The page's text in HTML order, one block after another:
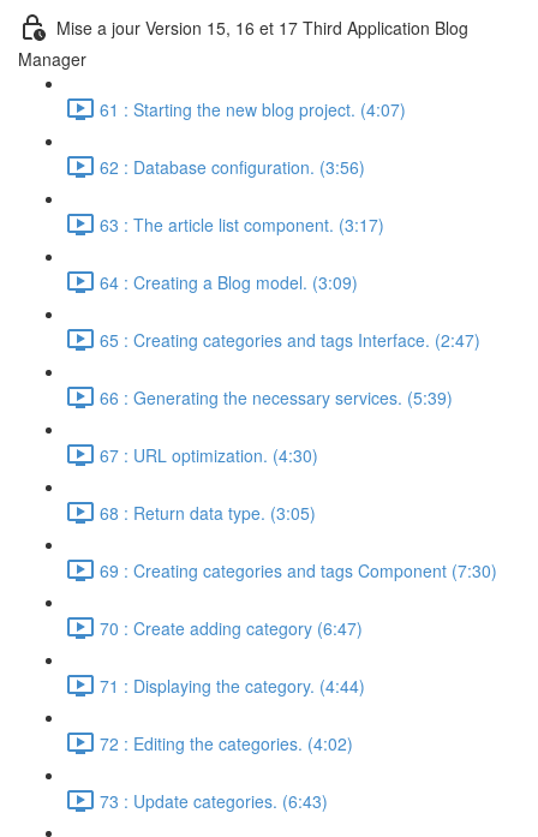
Mise a jour Version 15, 16 et 17 Third Application Blog
Manager
61 : Starting the new blog project. (4:07)
62 : Database configuration. (3:56)
63 : The article list component. (3:17)
64 : Creating a Blog model. (3:09)
65 : Creating categories and tags Interface. (2:47)
66 : Generating the necessary services. (5:39)
67 : URL optimization. (4:30)
68 : Return data type. (3:05)
69 : Creating categories and tags Component (7:30)
70 : Create adding category (6:47)
71 : Displaying the category. (4:44)
72 : Editing the categories. (4:02)
73 : Update categories. (6:43)